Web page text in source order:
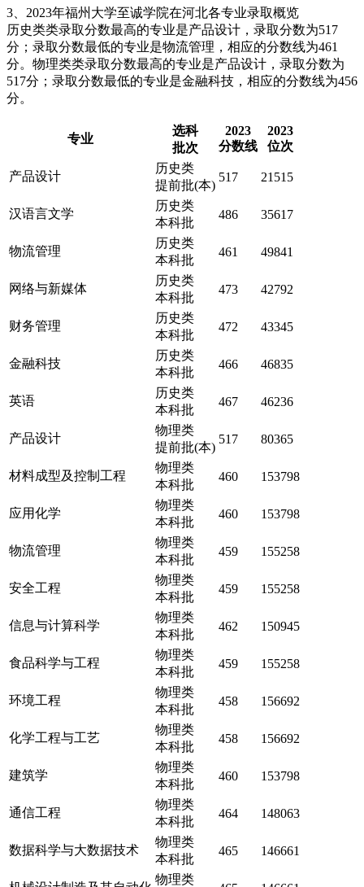
3、2023年福州大学至诚学院在河北各专业录取概览
历史类类录取分数最高的专业是产品设计，录取分数为517
分；录取分数最低的专业是物流管理，相应的分数线为461
分。物理类类录取分数最高的专业是产品设计，录取分数为
517分；录取分数最低的专业是金融科技，相应的分数线为456
分。
专业
选科
批次
2023
分数线
2023
位次
产品设计
历史类
提前批(本)
517 21515
汉语言文学
历史类
本科批
486 35617
物流管理
历史类
本科批
461 49841
网络与新媒体
历史类
本科批
473 42792
财务管理
历史类
本科批
472 43345
金融科技
历史类
本科批
466 46835
英语
历史类
本科批
467 46236
产品设计
物理类
提前批(本)
517 80365
材料成型及控制工程
物理类
本科批
460 153798
应用化学
物理类
本科批
460 153798
物流管理
物理类
本科批
459 155258
安全工程
物理类
本科批
459 155258
信息与计算科学
物理类
本科批
462 150945
食品科学与工程
物理类
本科批
459 155258
环境工程
物理类
本科批
458 156692
化学工程与工艺
物理类
本科批
458 156692
建筑学
物理类
本科批
460 153798
通信工程
物理类
本科批
464 148063
数据科学与大数据技术
物理类
本科批
465 146661
物理类